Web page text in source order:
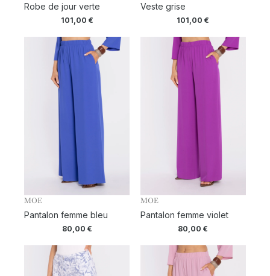
Robe de jour verte
101,00 €
Veste grise
101,00€
MOE
Pantalon femme bleu
80,00 €
MOE
Pantalon femme violet
80,00€